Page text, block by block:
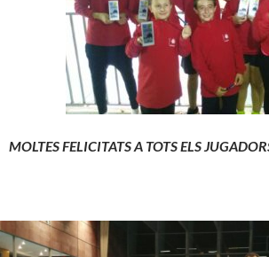
MOLTES FELICITATS A TOTS ELS